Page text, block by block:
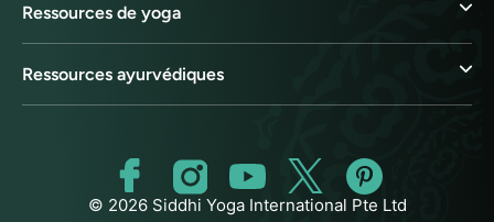
Ressources de yoga
Ressources ayurvédiques
© 2026 Siddhi Yoga International Pte Ltd